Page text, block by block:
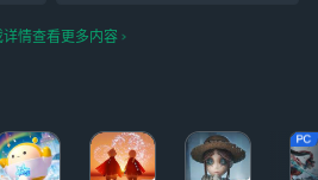
人
，
，
详情查看更多内容